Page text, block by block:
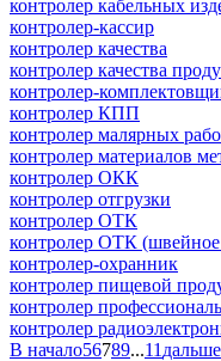
контролер кабельных
контролер-кассир
контролер качества
контролер качества
контролер-
контролер КПП
контролер малярных
контролер материалов
контролер ОКК
контролер отгрузки
контролер ОТК
контролер ОТК (швейное
контролер-охранник
контролер пищевой
контролер
контролер
В начало56789...11 дальше